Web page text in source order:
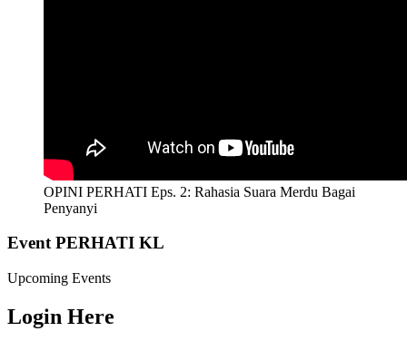
OPINI PERHATI Eps. 2: Rahasia Suara Merdu Bagai
Penyanyi
Event PERHATI KL
Upcoming Events
Login Here